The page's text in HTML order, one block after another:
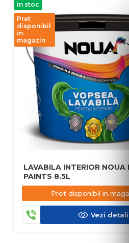
in stoc
Pret
disponibil
in
magazin
LAVABILA INTERIOR NOUA
PAINTS 8.5L
Pret disponibil in
Vezi